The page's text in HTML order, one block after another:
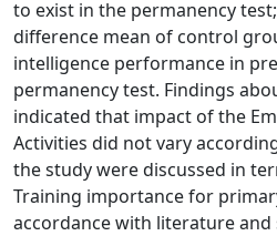
to exist in the permanency
difference mean of control
intelligence performance in
permanency test. Findings
indicated that impact of the
Activities did not vary
the study were discussed in
Training importance for
accordance with literature